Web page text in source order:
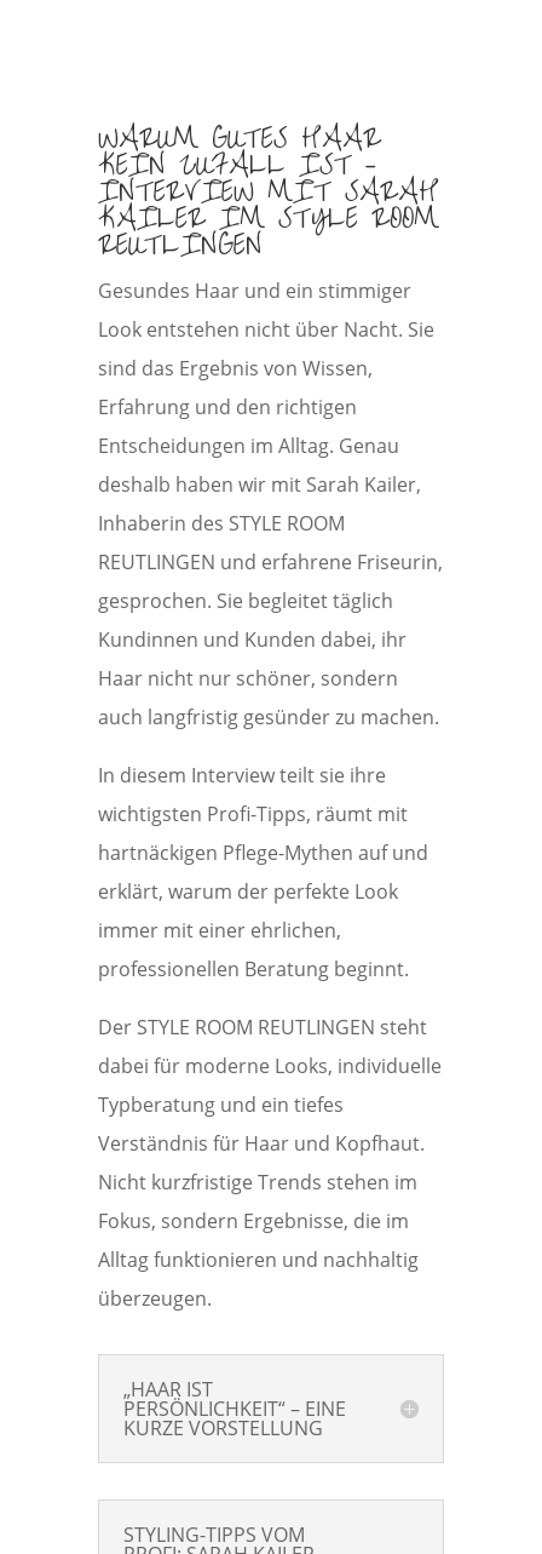
WARUM GUTES HAAR
KEIN ZUFALL IST –
INTERVIEW MIT SARAH
KAILER IM STYLE ROOM
REUTLINGEN
Gesundes Haar und ein stimmiger
Look entstehen nicht über Nacht. Sie
sind das Ergebnis von Wissen,
Erfahrung und den richtigen
Entscheidungen im Alltag. Genau
deshalb haben wir mit Sarah Kailer,
Inhaberin des STYLE ROOM
REUTLINGEN und erfahrene Friseurin,
gesprochen. Sie begleitet täglich
Kundinnen und Kunden dabei, ihr
Haar nicht nur schöner, sondern
auch langfristig gesünder zu machen.
In diesem Interview teilt sie ihre
wichtigsten Profi-Tipps, räumt mit
hartnäckigen Pflege-Mythen auf und
erklärt, warum der perfekte Look
immer mit einer ehrlichen,
professionellen Beratung beginnt.
Der STYLE ROOM REUTLINGEN steht
dabei für moderne Looks, individuelle
Typberatung und ein tiefes
Verständnis für Haar und Kopfhaut.
Nicht kurzfristige Trends stehen im
Fokus, sondern Ergebnisse, die im
Alltag funktionieren und nachhaltig
überzeugen.
„HAAR IST
PERSÖNLICHKEIT“ – EINE
KURZE VORSTELLUNG
STYLING-TIPPS VOM